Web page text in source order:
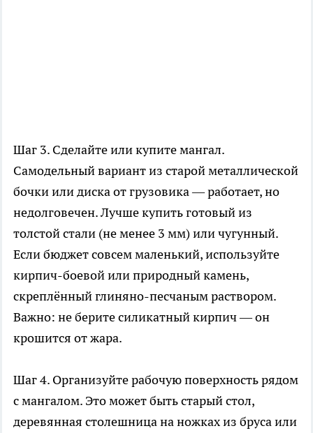
Шаг 3. Сделайте или купите мангал.
Самодельный вариант из старой металлической
бочки или диска от грузовика — работает, но
недолговечен. Лучше купить готовый из
толстой стали (не менее 3 мм) или чугунный.
Если бюджет совсем маленький, используйте
кирпич-боевой или природный камень,
скреплённый глиняно-песчаным раствором.
Важно: не берите силикатный кирпич — он
крошится от жара.
Шаг 4. Организуйте рабочую поверхность рядом
с мангалом. Это может быть старый стол,
деревянная столешница на ножках из бруса или